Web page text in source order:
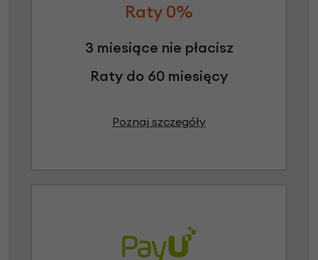
Raty 0%
3 miesiące nie płacisz
Raty do 60 miesięcy
Poznaj szczegóły